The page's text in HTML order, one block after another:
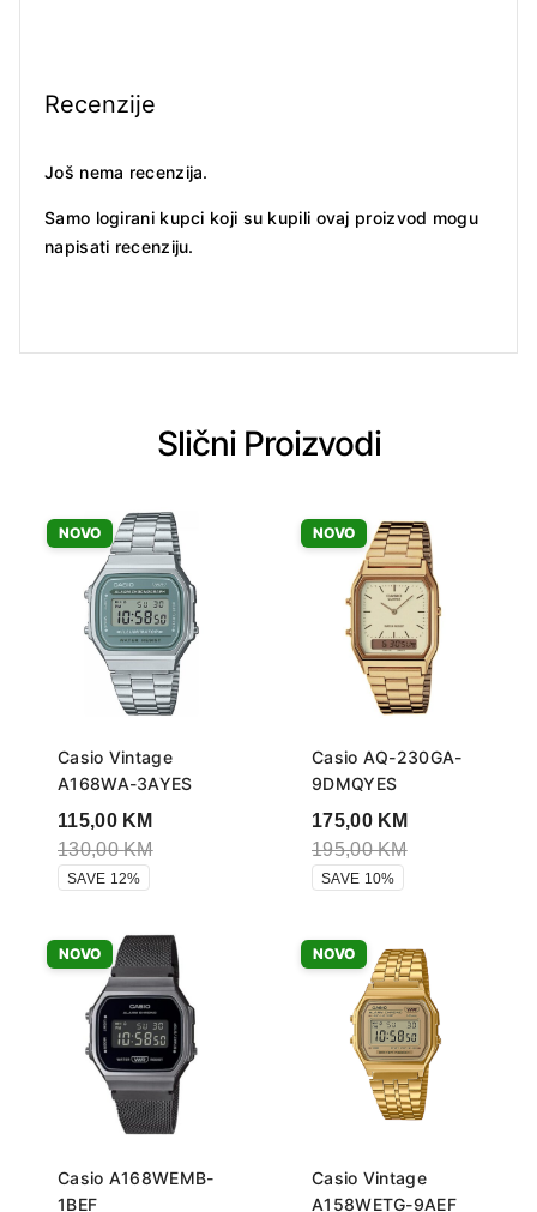
Recenzije
Još nema recenzija.
Samo logirani kupci koji su kupili ovaj proizvod mogu
napisati recenziju.
Slični Proizvodi
NOVO
Casio Vintage
A168WA-3AYES
115,00 KM
130,00KM
SAVE 12%
NOVO
Casio AQ-230GA-
9DMQYES
175,00 KM
195,00KM
SAVE 10%
NOVO
Casio A168WEMB-
1BEF
NOVO
Casio Vintage
A158WETG-9AEF